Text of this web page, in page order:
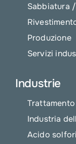
Sabbiatura
Produzione
Servizi
Industrie
Industria
Acido